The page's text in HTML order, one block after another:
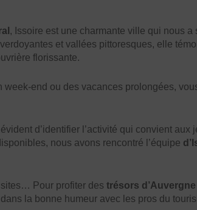
, Issoire est une charmante ville qui nous a
et vallées pittoresques, elle
florissante.
week-end ou des vacances prolongées,
d’identifier l’activité qui convient
nous avons rencontré l’équipe
Pour profiter des trésors
la bonne humeur avec les pros du